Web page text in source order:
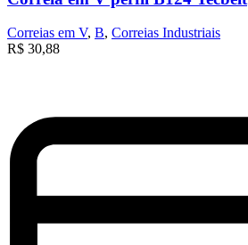
Correias em V, B, Correias Industriais
R$ 30,88